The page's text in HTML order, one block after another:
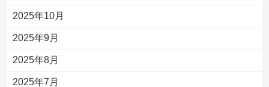
2025年10月
2025年9月
2025年8月
2025年7月